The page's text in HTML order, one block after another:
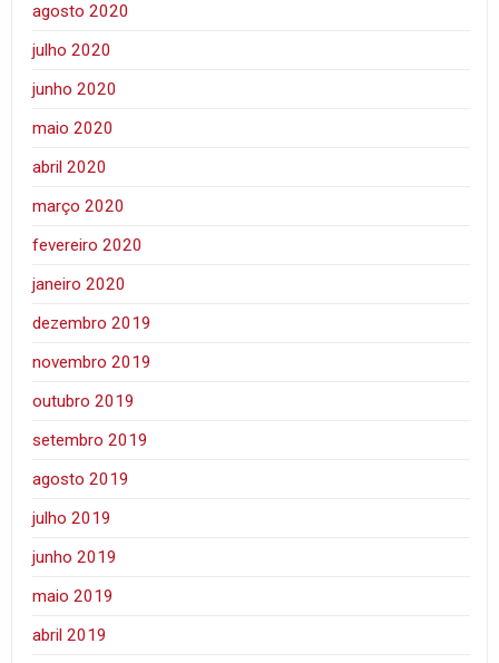
agosto 2020
julho 2020
junho 2020
maio 2020
abril 2020
março 2020
fevereiro 2020
janeiro 2020
dezembro 2019
novembro 2019
outubro 2019
setembro 2019
agosto 2019
julho 2019
junho 2019
maio 2019
abril 2019